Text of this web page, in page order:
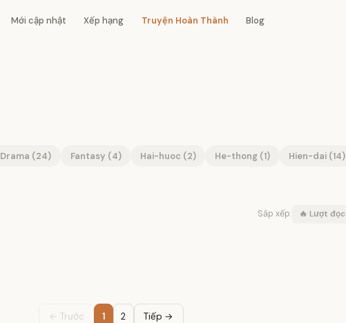
Mới cập nhật Xếp hạng Truyện Hoàn Thành Blog
Drama (24) Fantasy (4) Hai-huoc (2) He-thong (1) Hien-dai (14)
Sắp xếp: 🔥 Lượt đọc
← Trước 1 2 Tiếp →